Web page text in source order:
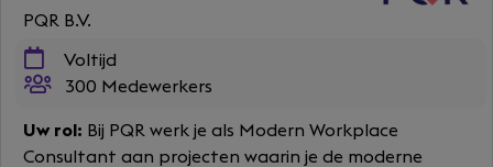
PQR B.V.
Voltijd
300 Medewerkers
Uw rol: Bij PQR werk je als Modern Workplace
Consultant aan projecten waarin je de moderne